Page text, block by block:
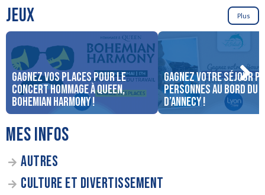
JEUX Plus
Gagnez vos places pour le
concert Hommage à Queen,
Bohemian Harmony !
Gagnez votre séjour
personnes au bord du
d’Annecy !
MES INFOS
AUTRES
CULTURE ET DIVERTISSEMENT